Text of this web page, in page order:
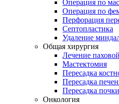
Операция по
Операция по
Перфорация
Септопластика
Удаление
Общая хирургия
Лечение
Мастектомия
Пересадка
Пересадка
Пересадка почки
Онкология